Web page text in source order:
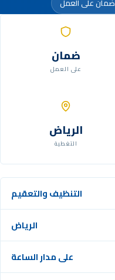
ضمان على العمل
ضمان
على العمل
الرياض
التغطية
التنظيف والتعقيم
الرياض
على مدار الساعة